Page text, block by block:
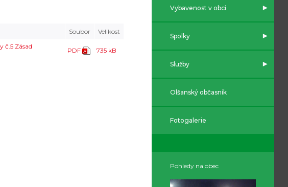
Soubor
Velikost
č.5 Zásad
PDF 735 kB
Vybavenost v obci
Spolky
Služby
Olšanský občasník
Fotogalerie
Pohledy na obec